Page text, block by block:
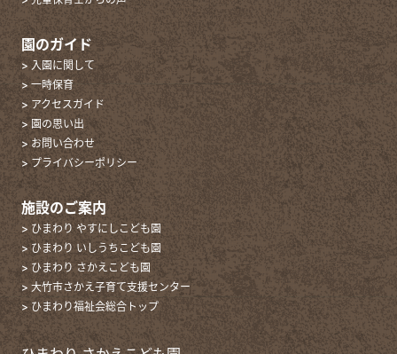
園のガイド
> 入園に関して
> 一時保育
> アクセスガイド
> 園の思い出
> お問い合わせ
> プライバシーポリシー
施設のご案内
> ひまわり やすにしこども園
> ひまわり いしうちこども園
> ひまわり さかえこども園
> 大竹市さかえ子育て支援センター
> ひまわり福祉会総合トップ